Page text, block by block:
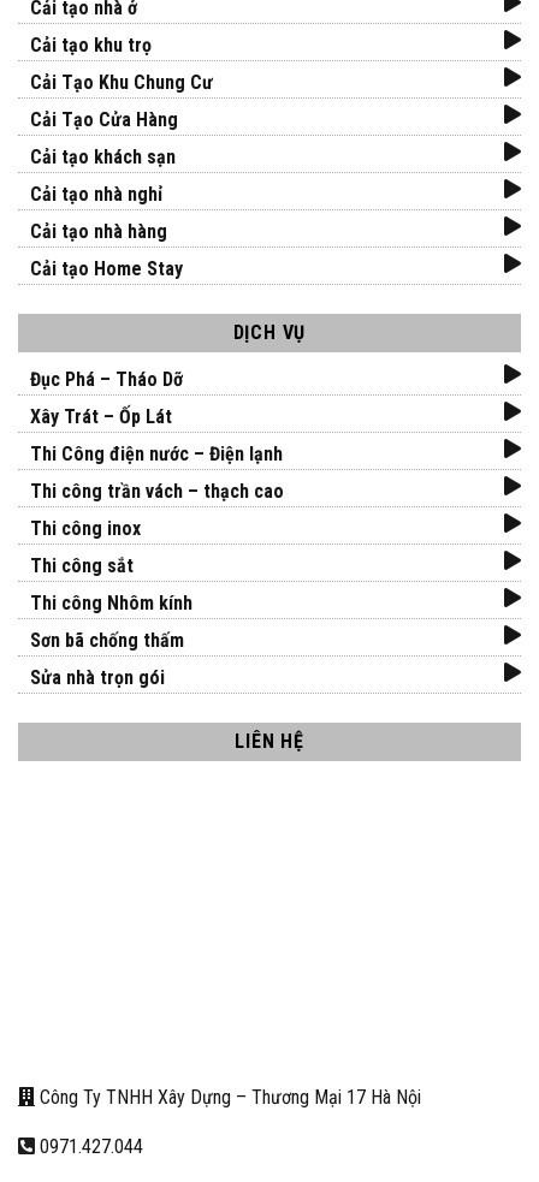
Cải tạo nhà ở
Cải tạo khu trọ
Cải Tạo Khu Chung Cư
Cải Tạo Cửa Hàng
Cải tạo khách sạn
Cải tạo nhà nghỉ
Cải tạo nhà hàng
Cải tạo Home Stay
DỊCH VỤ
Đục Phá – Tháo Dỡ
Xây Trát – Ốp Lát
Thi Công điện nước – Điện lạnh
Thi công trần vách – thạch cao
Thi công inox
Thi công sắt
Thi công Nhôm kính
Sơn bã chống thấm
Sửa nhà trọn gói
LIÊN HỆ
Công Ty TNHH Xây Dựng – Thương Mại 17 Hà Nội
0971.427.044